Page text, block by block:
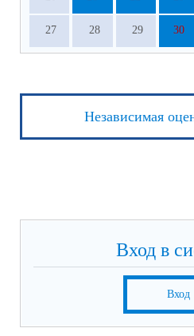
27 28 29 30
Независимая
Вход в
Вход